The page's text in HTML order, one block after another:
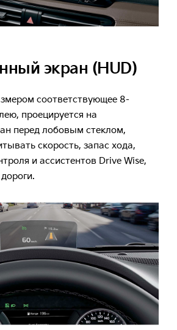
экран (HUD)
соответствующее 8-
проецируется на
перед лобовым стеклом,
скорость, запас хода,
и ассистентов Drive Wise,